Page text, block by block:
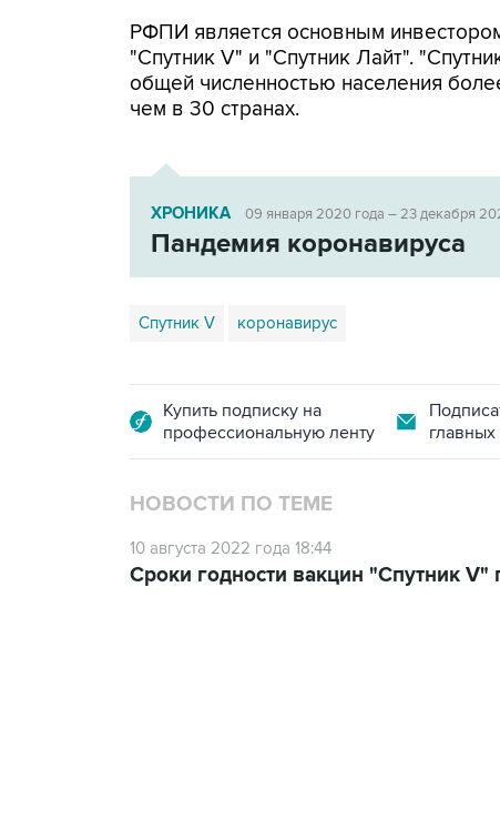
РФПИ является основным
"Спутник V" и "Спутник Лайт".
общей численностью населения
чем в 30 странах.
ХРОНИКА 09 января 2020 года – 23 декабря
Пандемия коронавируса
Спутник V коронавирус
Купить подписку на
профессиональную ленту
главных
НОВОСТИ ПО ТЕМЕ
10 августа 2022 года 18:44
Сроки годности вакцин "Спутник